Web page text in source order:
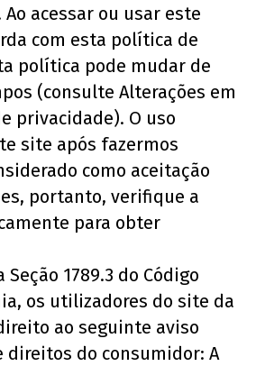
acessar ou usar este
com esta política de
política pode mudar de
(consulte Alterações em
privacidade). O uso
site após fazermos
como aceitação
portanto, verifique a
para obter
Seção 1789.3 do Código
os utilizadores do site da
ao seguinte aviso
direitos do consumidor: A